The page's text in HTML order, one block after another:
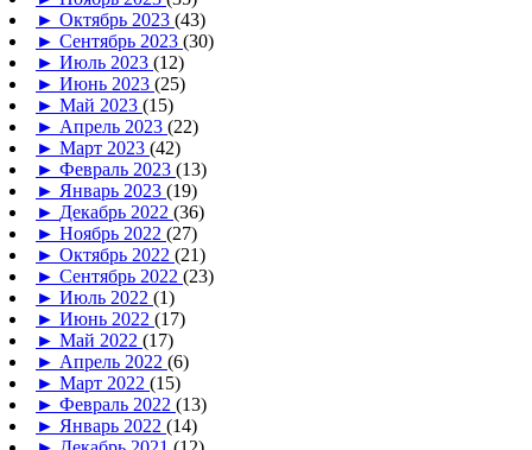
► Октябрь 2023 (43)
► Сентябрь 2023 (30)
► Июль 2023 (12)
► Июнь 2023 (25)
► Май 2023 (15)
► Апрель 2023 (22)
► Март 2023 (42)
► Февраль 2023 (13)
► Январь 2023 (19)
► Декабрь 2022 (36)
► Ноябрь 2022 (27)
► Октябрь 2022 (21)
► Сентябрь 2022 (23)
► Июль 2022 (1)
► Июнь 2022 (17)
► Май 2022 (17)
► Апрель 2022 (6)
► Март 2022 (15)
► Февраль 2022 (13)
► Январь 2022 (14)